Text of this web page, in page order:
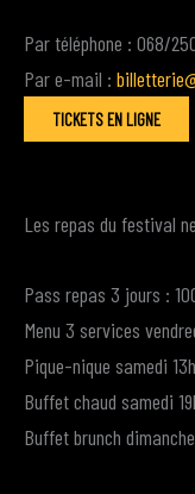
Par téléphone : 068/
Par e-mail :
TICKETS EN LIGNE
Les repas du festival
Pass repas 3 jours :
Menu 3 services
Pique-nique samedi
Buffet chaud samedi
Buffet brunch